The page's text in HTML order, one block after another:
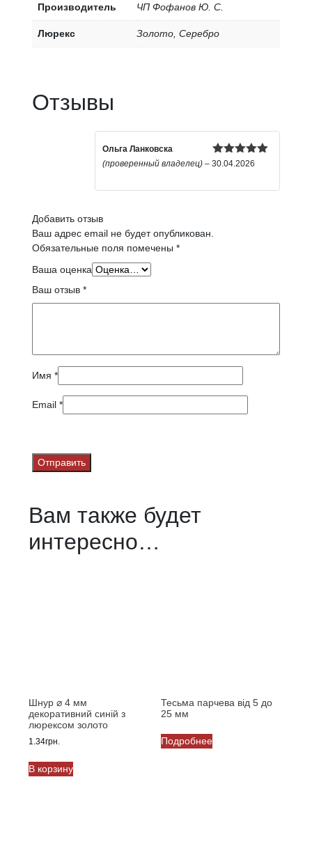
Производитель ЧП Фофанов Ю. С.
Люрекс Золото, Серебро
Отзывы
Оценка5
Ольга Ланковска
(проверенный владелец) – 30.04.2026
Добавить отзыв
Ваш адрес email не будет опубликован.
Обязательные поля помечены *
Ваша оценка
Ваш отзыв *
Имя *
Email *
Вам также будет
интересно…
Шнур ⌀ 4 мм
декоративний синій з
люрексом золото
1.34грн.
В корзину
Тесьма парчева від 5 до
25 мм
Подробнее